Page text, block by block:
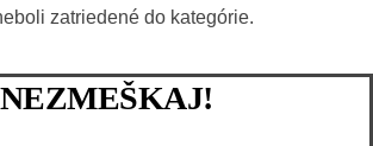
zatriedené do kategórie.
NEZMEŠKAJ!